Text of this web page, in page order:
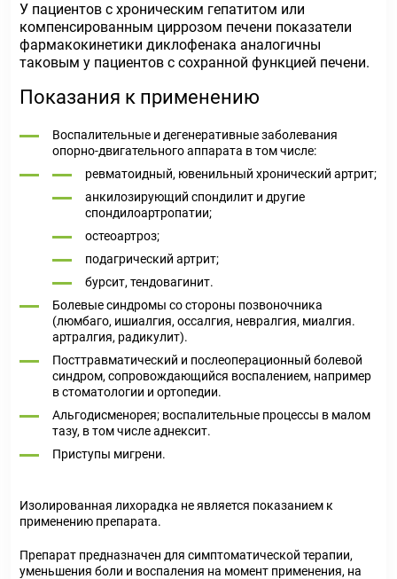
У пациентов с хроническим гепатитом или
компенсированным циррозом печени показатели
фармакокинетики диклофенака аналогичны
таковым у пациентов с сохранной функцией печени.
Показания к применению
Воспалительные и дегенеративные заболевания
опорно-двигательного аппарата в том числе:
ревматоидный, ювенильный хронический артрит;
анкилозирующий спондилит и другие
спондилоартропатии;
остеоартроз;
подагрический артрит;
бурсит, тендовагинит.
Болевые синдромы со стороны позвоночника
(люмбаго, ишиалгия, оссалгия, невралгия, миалгия.
артралгия, радикулит).
Посттравматический и послеоперационный болевой
синдром, сопровождающийся воспалением, например
в стоматологии и ортопедии.
Альгодисменорея; воспалительные процессы в малом
тазу, в том числе аднексит.
Приступы мигрени.
Изолированная лихорадка не является показанием к
применению препарата.
Препарат предназначен для симптоматической терапии,
уменьшения боли и воспаления на момент применения, на